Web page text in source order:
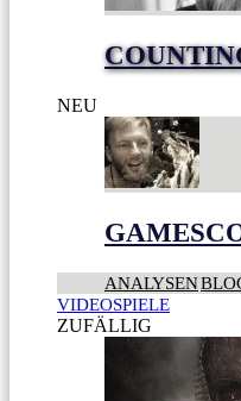
NEU
ANALYSEN
VIDEOSPIELE
ZUFÄLLIG